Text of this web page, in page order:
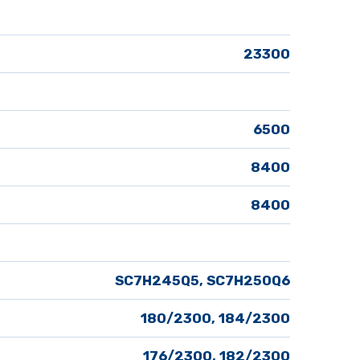
23300
6500
8400
8400
SC7H245Q5, SC7H250Q6
180/2300, 184/2300
176/2300, 182/2300